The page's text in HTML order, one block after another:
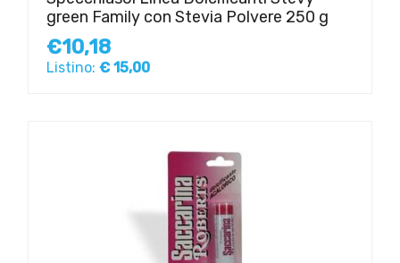
green Family con Stevia Polvere 250 g
€10,18
Listino: € 15,00